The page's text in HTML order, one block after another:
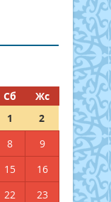
Сб
Жс
1
2
8
9
15
16
22
23